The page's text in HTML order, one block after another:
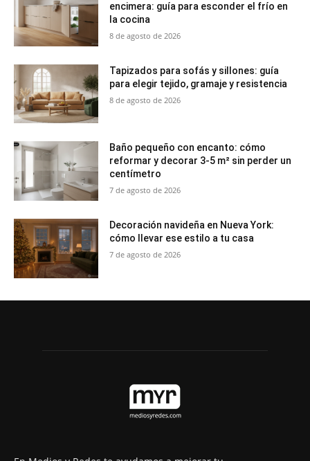
encimera: guía para esconder el frío en
la cocina
8 de agosto de 2026
Tapizados para sofás y sillones: guía
para elegir tejido, gramaje y resistencia
8 de agosto de 2026
Baño pequeño con encanto: cómo
reformar y decorar 3-5 m² sin perder un
centímetro
7 de agosto de 2026
Decoración navideña en Nueva York:
cómo llevar ese estilo a tu casa
7 de agosto de 2026